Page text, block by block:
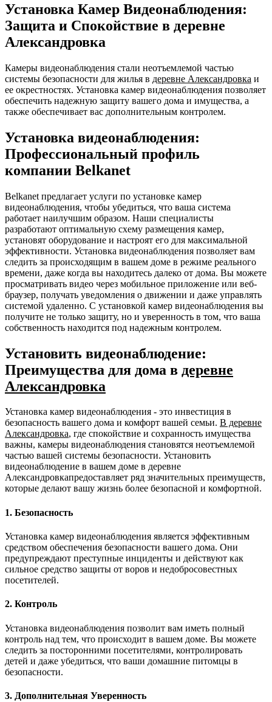
Установка Камер Видеонаблюдения:
Защита и Спокойствие в деревне
Александровка
Камеры видеонаблюдения стали неотъемлемой частью
системы безопасности для жилья в деревне Александровка и
ее окрестностях. Установка камер видеонаблюдения позволяет
обеспечить надежную защиту вашего дома и имущества, а
также обеспечивает вас дополнительным контролем.
Установка видеонаблюдения:
Профессиональный профиль
компании Belkanet
Belkanet предлагает услуги по установке камер
видеонаблюдения, чтобы убедиться, что ваша система
работает наилучшим образом. Наши специалисты
разработают оптимальную схему размещения камер,
установят оборудование и настроят его для максимальной
эффективности. Установка видеонаблюдения позволяет вам
следить за происходящим в вашем доме в режиме реального
времени, даже когда вы находитесь далеко от дома. Вы можете
просматривать видео через мобильное приложение или веб-
браузер, получать уведомления о движении и даже управлять
системой удаленно. С установкой камер видеонаблюдения вы
получите не только защиту, но и уверенность в том, что ваша
собственность находится под надежным контролем.
Установить видеонаблюдение:
Преимущества для дома в деревне
Александровка
Установка камер видеонаблюдения - это инвестиция в
безопасность вашего дома и комфорт вашей семьи. В деревне
Александровка, где спокойствие и сохранность имущества
важны, камеры видеонаблюдения становятся неотъемлемой
частью вашей системы безопасности. Установить
видеонаблюдение в вашем доме в деревне
Александровкапредоставляет ряд значительных преимуществ,
которые делают вашу жизнь более безопасной и комфортной.
1. Безопасность
Установка камер видеонаблюдения является эффективным
средством обеспечения безопасности вашего дома. Они
предупреждают преступные инциденты и действуют как
сильное средство защиты от воров и недобросовестных
посетителей.
2. Контроль
Установка видеонаблюдения позволит вам иметь полный
контроль над тем, что происходит в вашем доме. Вы можете
следить за посторонними посетителями, контролировать
детей и даже убедиться, что ваши домашние питомцы в
безопасности.
3. Дополнительная Уверенность